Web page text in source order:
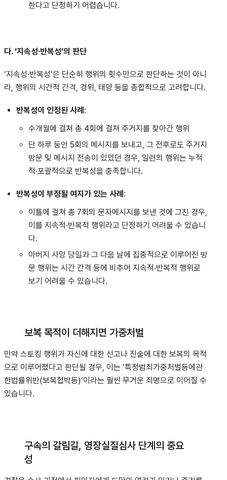
한다고 단정하기 어렵습니다.
다. ‘지속성·반복성’의 판단
‘지속성·반복성’은 단순히 행위의 횟수만으로 판단하는 것이 아니
라, 행위의 시간적 간격, 경위, 태양 등을 종합적으로 고려합니다.
반복성이 인정된 사례 :
수개월에 걸쳐 총 4회에 걸쳐 주거지를 찾아간 행위
단 하루 동안 5회의 메시지를 보내고, 그 전후로도 주거지
방문 및 메시지 전송이 있었던 경우, 일련의 행위는 누적
적·포괄적으로 반복성을 충족합니다.
반복성이 부정될 여지가 있는 사례 :
이틀에 걸쳐 총 7회의 문자메시지를 보낸 것에 그친 경우,
이를 지속적·반복적 행위라고 단정하기 어려울 수 있습니
다.
아버지 사망 당일과 그 다음 날에 집중적으로 이루어진 방
문 행위는 시간 간격 등에 비추어 지속적·반복적 행위로
보기 어려울 수 있습니다.
보복 목적이 더해지면 가중처벌
만약 스토킹 행위가 자신에 대한 신고나 진술에 대한 보복의 목적
으로 이루어졌다고 판단될 경우, 이는 ‘특정범죄가중처벌등에관
한법률위반(보복협박등)’이라는 훨씬 무거운 죄명으로 이어질 수
있습니다.
구속의 갈림길, 영장실질심사 단계의 중요
성